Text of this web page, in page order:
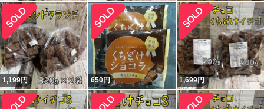
1,199円 650円 1,699円